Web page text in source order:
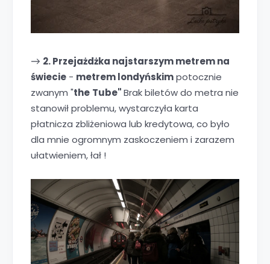
→ 2. Przejażdżka najstarszym metrem na
świecie - metrem londyńskimpotocznie
zwanym "the Tube"Brak biletów do metra nie
stanowił problemu, wystarczyła karta
płatnicza zbliżeniowa lub kredytowa, co było
dla mnie ogromnym zaskoczeniem i zarazem
ułatwieniem, łał !